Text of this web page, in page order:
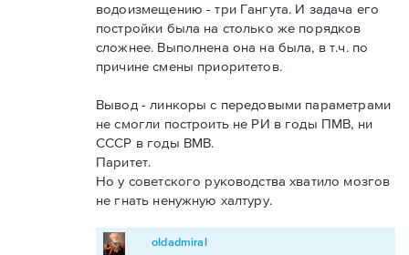
водоизмещению - три Гангута. И задача его
постройки была на столько же порядков
сложнее. Выполнена она на была, в т.ч. по
причине смены приоритетов.
Вывод - линкоры с передовыми параметрами
не смогли построить не РИ в годы ПМВ, ни
СССР в годы ВМВ.
Паритет.
Но у советского руководства хватило мозгов
не гнать ненужную халтуру.
oldadmiral